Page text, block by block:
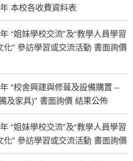
本校各收費資料表
“姐妹學校交流”及“教學人員學習
化” 參訪學習或交流活動 書面詢價
“校舍興建與修葺及設備購置 –
及家具)” 書面詢價 結果公佈
“姐妹學校交流”及“教學人員學習
化” 參訪學習或交流活動 書面詢價